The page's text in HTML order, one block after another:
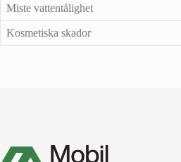
Miste vattentålighet
Kosmetiska skador